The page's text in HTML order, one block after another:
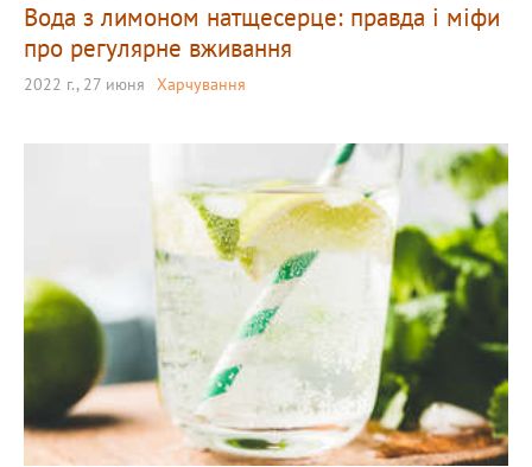
Вода з лимоном натщесерце: правда і міфи
про регулярне вживання
2022 г., 27 июня Харчування